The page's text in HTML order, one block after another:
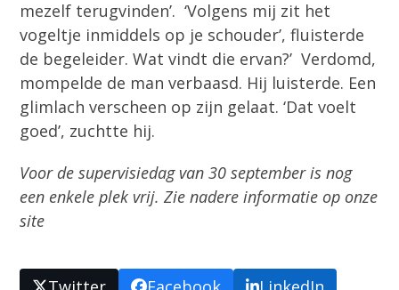
mezelf terugvinden’. ‘Volgens mij zit het
vogeltje inmiddels op je schouder’, fluisterde
de begeleider. Wat vindt die ervan?’ Verdomd,
mompelde de man verbaasd. Hij luisterde. Een
glimlach verscheen op zijn gelaat. ‘Dat voelt
goed’, zuchtte hij.
Voor de supervisiedag van 30 september is nog
een enkele plek vrij. Zie nadere informatie op onze
site